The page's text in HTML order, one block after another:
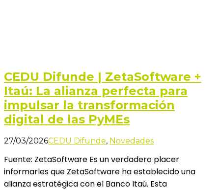
CEDU Difunde | ZetaSoftware +
Itaú: La alianza perfecta para
impulsar la transformación
digital de las PyMEs
27/03/2026CEDU Difunde, Novedades
Fuente: ZetaSoftware Es un verdadero placer
informarles que ZetaSoftware ha establecido una
alianza estratégica con el Banco Itaú. Esta